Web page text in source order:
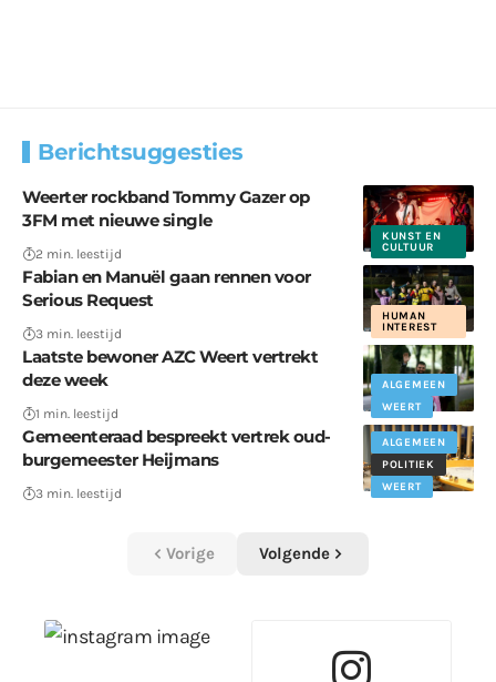
Berichtsuggesties
KUNST EN
CULTUUR
Weerter rockband Tommy Gazer op
3FM met nieuwe single
2 min. leestijd
HUMAN
INTEREST
Fabian en Manuël gaan rennen voor
Serious Request
3 min. leestijd
ALGEMEEN
WEERT
Laatste bewoner AZC Weert vertrekt
deze week
1 min. leestijd
ALGEMEEN
POLITIEK
WEERT
Gemeenteraad bespreekt vertrek oud-
burgemeester Heijmans
3 min. leestijd
Vorige Volgende